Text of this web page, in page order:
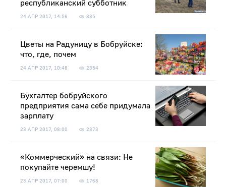
республиканский субботник
24 АПР 2017, 14:56 885
Цветы на Радуницу в Бобруйске:
что, где, почем
24 АПР 2017, 10:48 2354
Бухгалтер бобруйского
предприятия сама себе придумала
зарплату
23 АПР 2017, 08:00 2873
«Коммерческий» на связи: Не
покупайте черемшу!
23 АПР 2017, 07:00 1768